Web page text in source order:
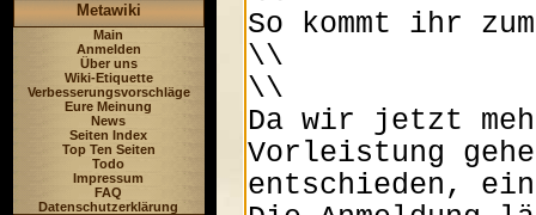
Metawiki
Main
Anmelden
Über uns
Wiki-Etiquette
Verbesserungsvorschläge
Eure Meinung
News
Seiten Index
Top Ten Seiten
Todo
Impressum
FAQ
Datenschutzerklärung